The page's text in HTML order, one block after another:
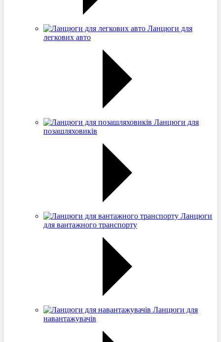
Ланцюги для
легкових авто
Ланцюги для
позашляховиків
Ланцюги
для вантажного транспорту
Ланцюги для
навантажувачів